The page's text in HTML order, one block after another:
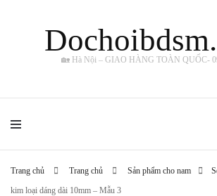
🏡 Hà Nội – GIAO HÀNG TOÀN QUỐC-
Trang chủ Trang chủ Sản phẩm cho nam
kim loại dáng dài 10mm – Mẫu 3